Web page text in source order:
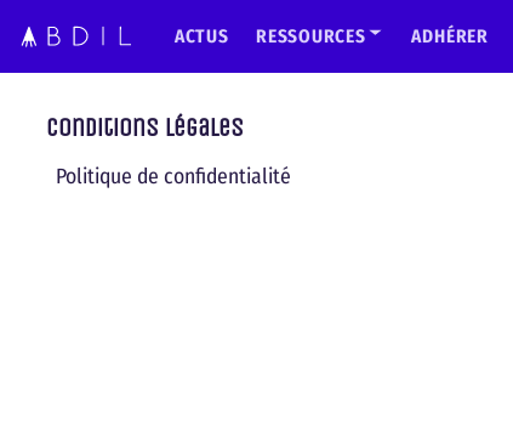
ACTUS RESSOURCES ADHÉRER
Conditions légales
Politique de confidentialité